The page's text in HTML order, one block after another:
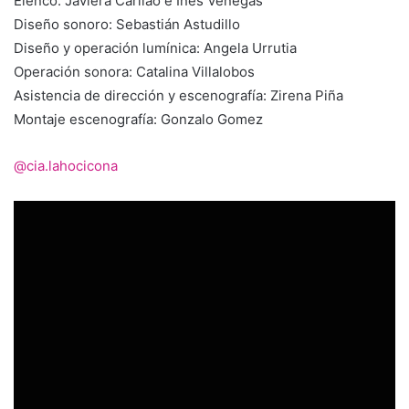
Diseño sonoro: Sebastián Astudillo
Diseño y operación lumínica: Angela Urrutia
Operación sonora: Catalina Villalobos
Asistencia de dirección y escenografía: Zirena Piña
Montaje escenografía: Gonzalo Gomez
@cia.lahocicona